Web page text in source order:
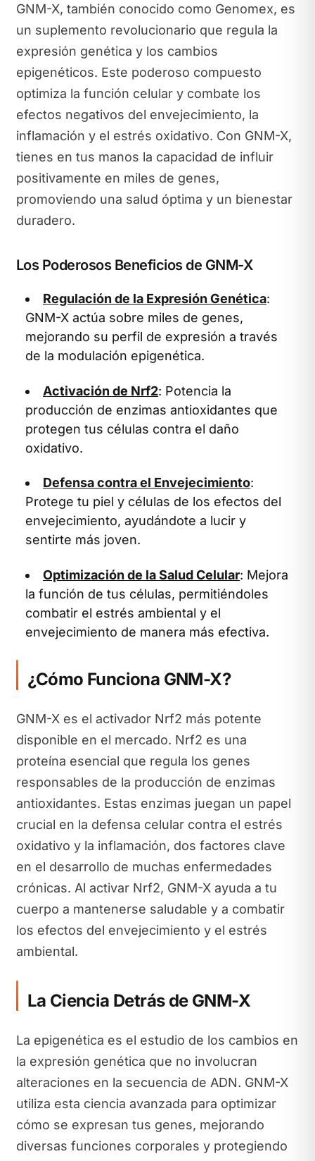
GNM-X, también conocido como Genomex, es
un suplemento revolucionario que regula la
expresión genética y los cambios
epigenéticos. Este poderoso compuesto
optimiza la función celular y combate los
efectos negativos del envejecimiento, la
inflamación y el estrés oxidativo. Con GNM-X,
tienes en tus manos la capacidad de influir
positivamente en miles de genes,
promoviendo una salud óptima y un bienestar
duradero.
Los Poderosos Beneficios de GNM-X
Regulación de la Expresión Genética:
GNM-X actúa sobre miles de genes,
mejorando su perfil de expresión a través
de la modulación epigenética.
Activación de Nrf2: Potencia la
producción de enzimas antioxidantes que
protegen tus células contra el daño
oxidativo.
Defensa contra el Envejecimiento:
Protege tu piel y células de los efectos del
envejecimiento, ayudándote a lucir y
sentirte más joven.
Optimización de la Salud Celular: Mejora
la función de tus células, permitiéndoles
combatir el estrés ambiental y el
envejecimiento de manera más efectiva.
¿Cómo Funciona GNM-X?
GNM-X es el activador Nrf2 más potente
disponible en el mercado. Nrf2 es una
proteína esencial que regula los genes
responsables de la producción de enzimas
antioxidantes. Estas enzimas juegan un papel
crucial en la defensa celular contra el estrés
oxidativo y la inflamación, dos factores clave
en el desarrollo de muchas enfermedades
crónicas. Al activar Nrf2, GNM-X ayuda a tu
cuerpo a mantenerse saludable y a combatir
los efectos del envejecimiento y el estrés
ambiental.
La Ciencia Detrás de GNM-X
La epigenética es el estudio de los cambios en
la expresión genética que no involucran
alteraciones en la secuencia de ADN. GNM-X
utiliza esta ciencia avanzada para optimizar
cómo se expresan tus genes, mejorando
diversas funciones corporales y protegiendo